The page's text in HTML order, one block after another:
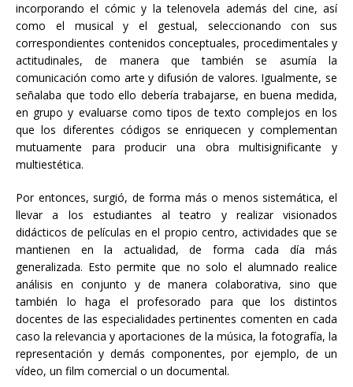
incorporando el cómic y la telenovela además del cine, así
como el musical y el gestual, seleccionando con sus
correspondientes contenidos conceptuales, procedimentales y
actitudinales, de manera que también se asumía la
comunicación como arte y difusión de valores. Igualmente, se
señalaba que todo ello debería trabajarse, en buena medida,
en grupo y evaluarse como tipos de texto complejos en los
que los diferentes códigos se enriquecen y complementan
mutuamente para producir una obra multisignificante y
multiestética.
Por entonces, surgió, de forma más o menos sistemática, el
llevar a los estudiantes al teatro y realizar visionados
didácticos de películas en el propio centro, actividades que se
mantienen en la actualidad, de forma cada día más
generalizada. Esto permite que no solo el alumnado realice
análisis en conjunto y de manera colaborativa, sino que
también lo haga el profesorado para que los distintos
docentes de las especialidades pertinentes comenten en cada
caso la relevancia y aportaciones de la música, la fotografía, la
representación y demás componentes, por ejemplo, de un
vídeo, un film comercial o un documental.